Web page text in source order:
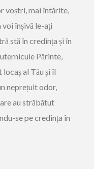
voștri, mai întărite,
înșivă le-ați
stă în credința și în
Părinte,
al Tău și îl
neprețuit odor,
au străbătut
se pe credința în